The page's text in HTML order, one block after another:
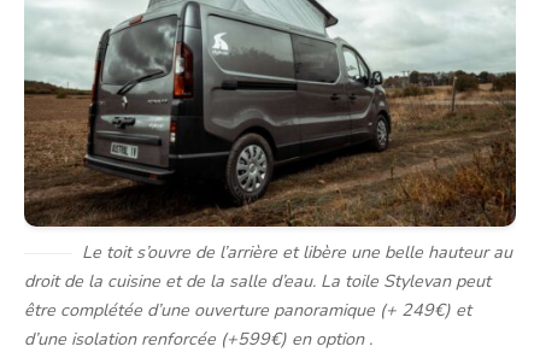
Le toit s’ouvre de l’arrière et libère une belle hauteur au
droit de la cuisine et de la salle d’eau. La toile Stylevan peut
être complétée d’une ouverture panoramique (+ 249€) et
d’une isolation renforcée (+599€) en option .